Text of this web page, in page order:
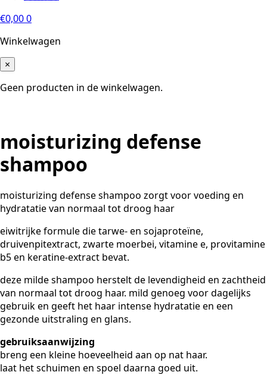
€0,000
Winkelwagen
×
Geen producten in de winkelwagen.
moisturizing defense
shampoo
moisturizing defense shampoo zorgt voor voeding en
hydratatie van normaal tot droog haar
eiwitrijke formule die tarwe- en sojaproteïne,
druivenpitextract, zwarte moerbei, vitamine e, provitamine
b5 en keratine-extract bevat.
deze milde shampoo herstelt de levendigheid en zachtheid
van normaal tot droog haar. mild genoeg voor dagelijks
gebruik en geeft het haar intense hydratatie en een
gezonde uitstraling en glans.
gebruiksaanwijzing
breng een kleine hoeveelheid aan op nat haar.
laat het schuimen en spoel daarna goed uit.